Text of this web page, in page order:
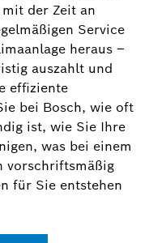
der Zeit an
Service
heraus –
auszahlt und
effiziente
bei Bosch, wie oft
ist, wie Sie Ihre
was bei einem
vorschriftsmäßig
für Sie entstehen